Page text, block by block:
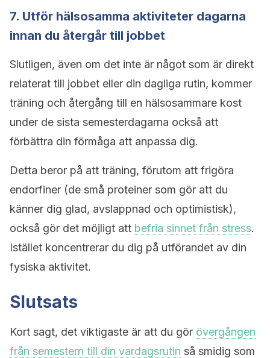
7. Utför hälsosamma aktiviteter dagarna
innan du återgår till jobbet
Slutligen, även om det inte är något som är direkt
relaterat till jobbet eller din dagliga rutin, kommer
träning och återgång till en hälsosammare kost
under de sista semesterdagarna också att
förbättra din förmåga att anpassa dig.
Detta beror på att träning, förutom att frigöra
endorfiner (de små proteiner som gör att du
känner dig glad, avslappnad och optimistisk),
också gör det möjligt att befria sinnet från stress.
Istället koncentrerar du dig på utförandet av din
fysiska aktivitet.
Slutsats
Kort sagt, det viktigaste är att du gör övergången
från semestern till din vardagsrutin så smidig som